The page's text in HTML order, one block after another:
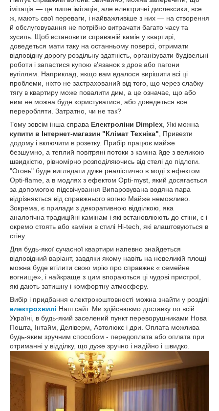
імітація — це лише імітація, але електричні дислексики, все
ж, мають свої переваги, і найважливіше з них — на створення
й обслуговування не потрібно витрачати багато часу та
зусиль. Щоб встановити справжній камін у квартирі,
доведеться мати таку на останньому поверсі, отримати
відповідну дорогу роздільну здатність, організувати будівельні
роботи і запастися купою в’язанок з дров або пагони
вугіллям. Наприклад, якщо вам вдалося вирішити всі ці
проблеми, ніхто не застрахований від того, що через слабку
тягу в квартиру може повалити дим, а це означає, що або
ним не можна буде користуватися, або доведеться все
переробляти. Затратно, чи не так?
Тому зовсім інша справа Електроліни Dimplex , Які можна
купити в Інтернет-магазин "Клімат Техніка" , Привезти
додому і включити в розетку. Прибір працює майже
безшумно, а теплий повітряні потоки з каміна йде з великою
швидкістю, рівномірно розподіляючись від стелі до підлоги.
"Огонь" буде виглядати дуже реалістично в моді з ефектом
Opti-flame, а в модлях з ефектом Opti-myst, який досягається
за допомогою підсвічування Випаровувана водяна пара
відрізняється від справжнього вогню Майже неможливо.
Зокрема, є прилади з декоративною відділкою, яка
аналогічна традиційні камінам і які встановлюють до стіни, є і
окремо стоять або каміни в стилі Hi-tech, які влаштовуються в
стіну.
Для будь-якої сучасної квартири напевно знайдеться
відповідний варіант, завдяки якому навіть на невеликій площі
можна буде втілити свою мрію про справжнє « семейне
вогнище», і найкраще з цим впораються ці чудові пристрої,
які дають затишну і комфортну атмосферу.
Вибір і придбання електрокоштовності можна знайти у розділі
електрохвилі Наш сайт. Ми здійснюємо доставку по всій
Україні, в будь-який заселений пункт переворушниками Нова
Пошта, Інтайм, Деліверм, Автолюкс і дри. Оплата можлива
будь-яким зручним способом - передоплата або оплата при
отриманні у відділку, що дуже зручно і надійно і швидко.